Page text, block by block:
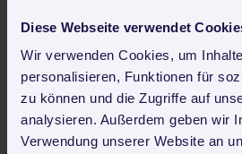
Diese Webseite verwendet
Wir verwenden Cookies, um
personalisieren, Funktionen für
zu können und die Zugriffe auf
analysieren. Außerdem geben wir
Verwendung unserer Website an
ein essenzieller Faktor
Unternehmenserfolg
Gebäudereinigung &
Mehr erfahren